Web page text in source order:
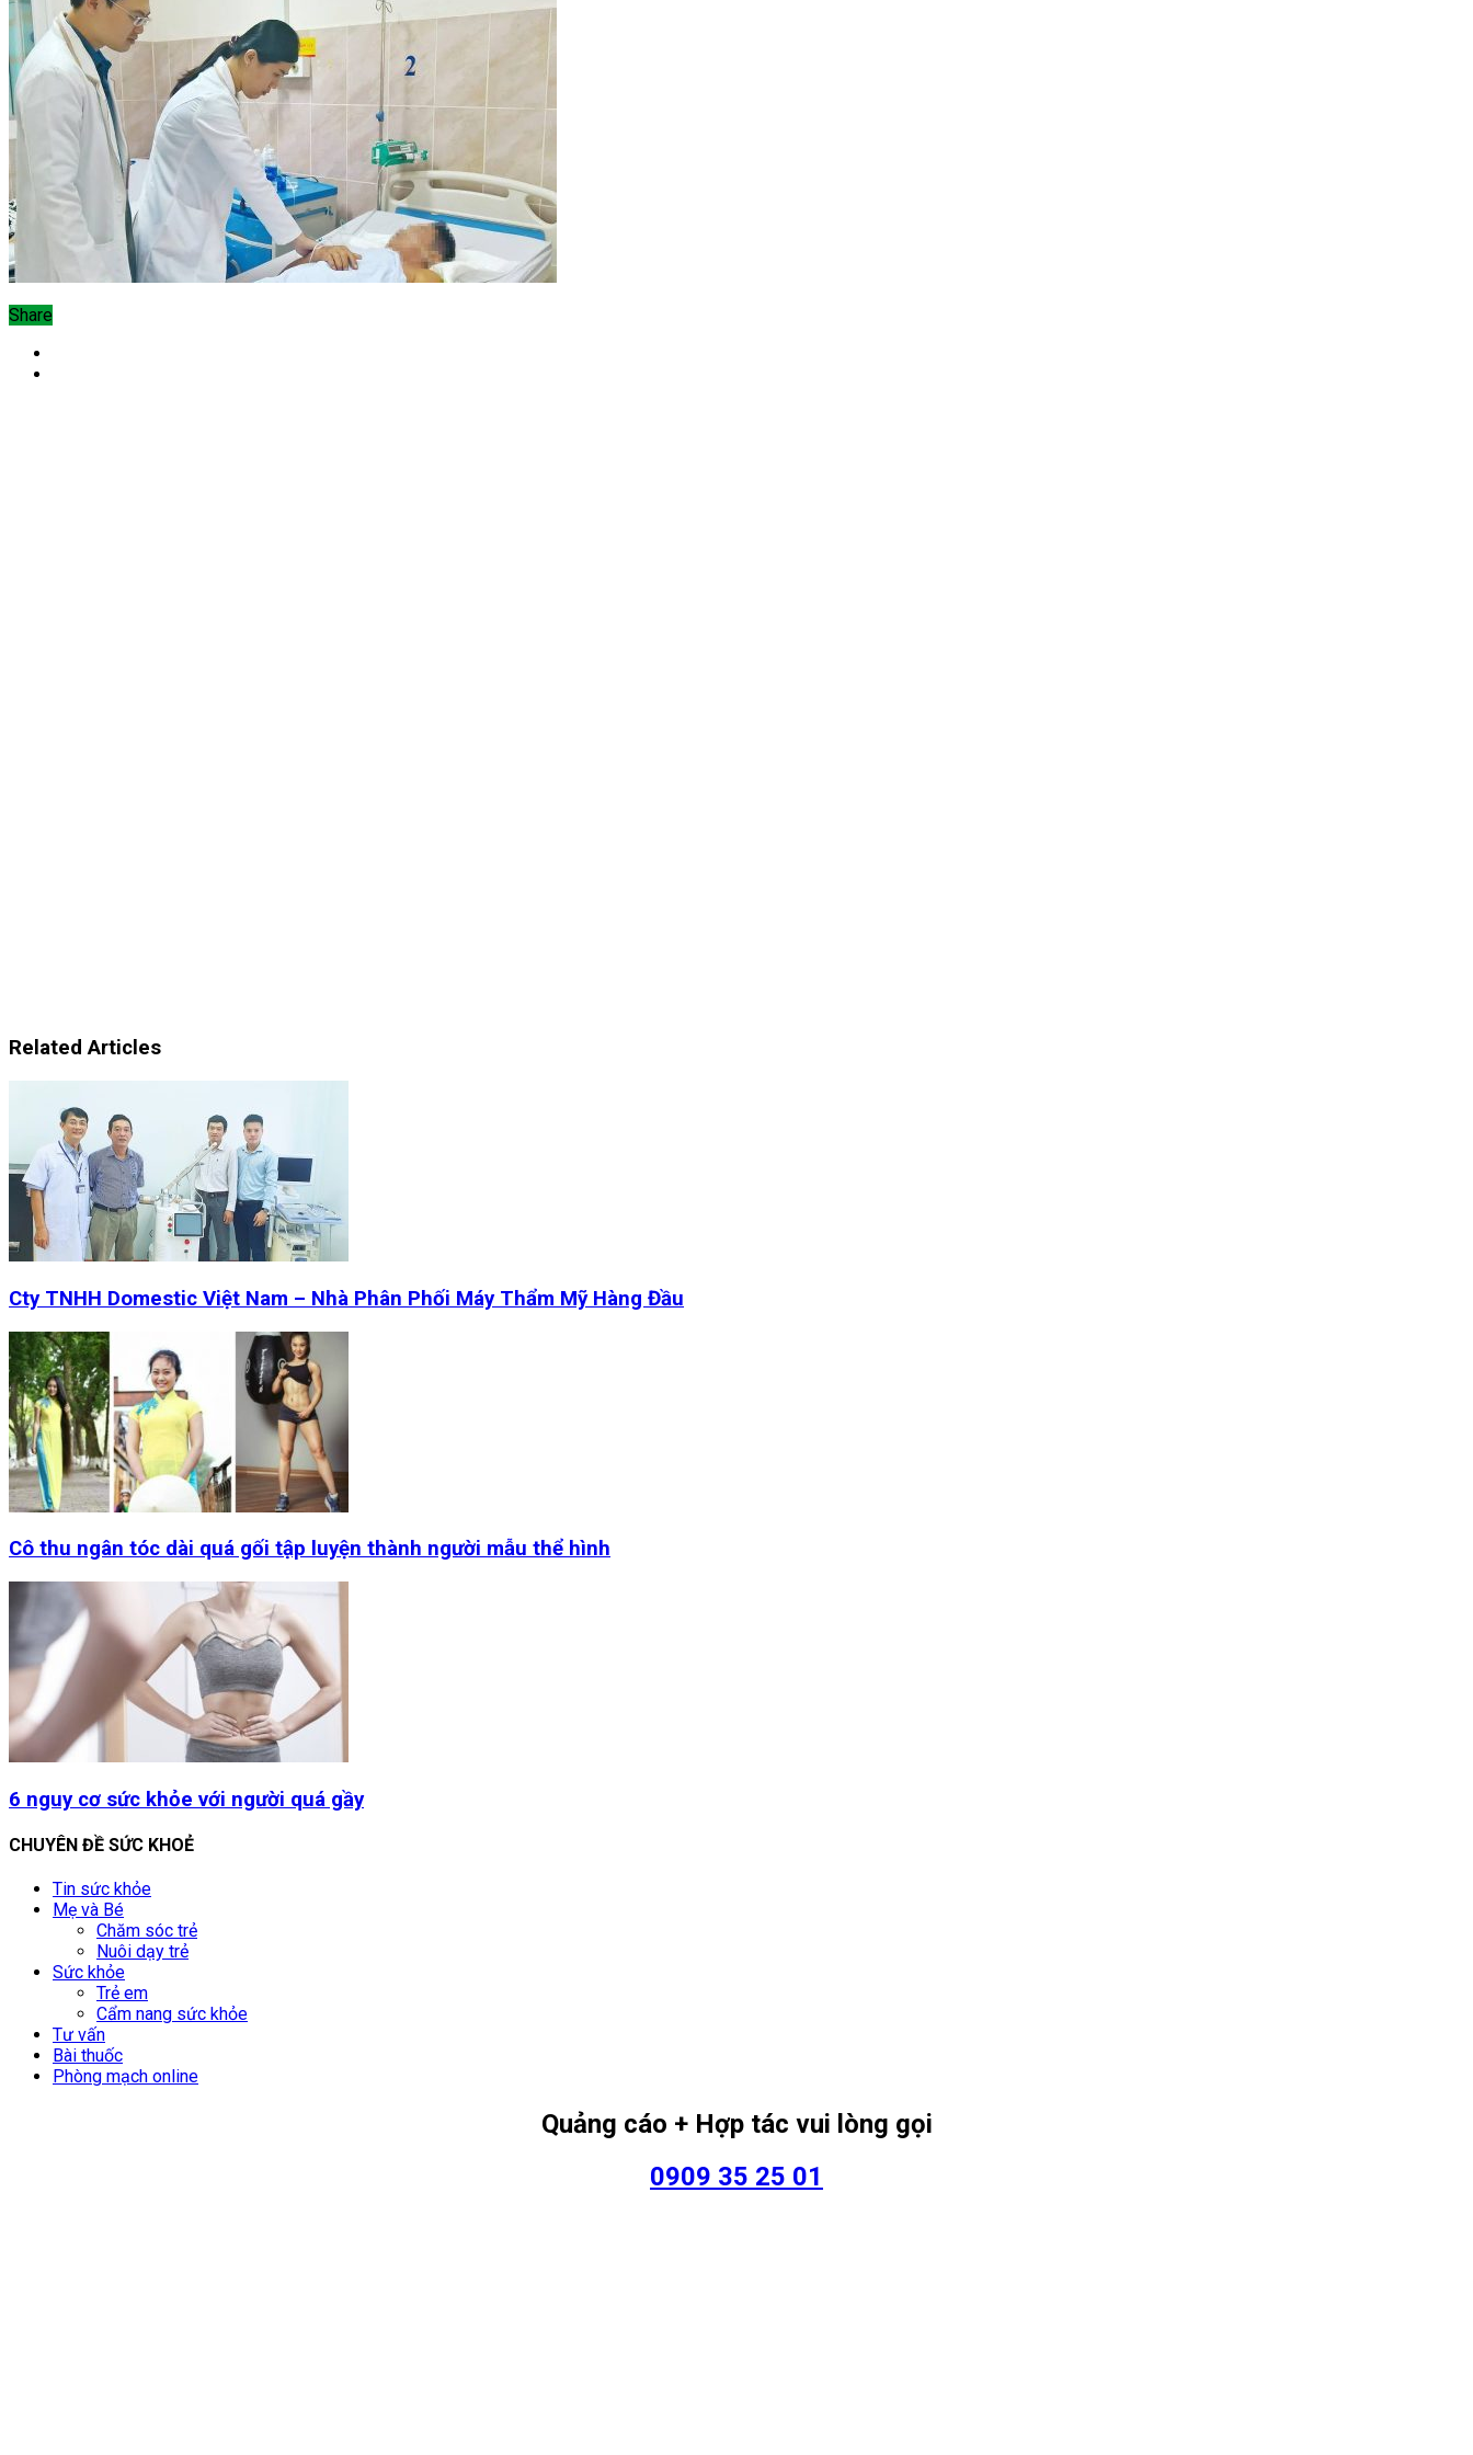
Share
Related Articles
Cty TNHH Domestic Việt Nam – Nhà Phân Phối Máy Thẩm Mỹ Hàng Đầu
Cô thu ngân tóc dài quá gối tập luyện thành người mẫu thể hình
6 nguy cơ sức khỏe với người quá gầy
CHUYÊN ĐỀ SỨC KHOẺ
Tin sức khỏe
Mẹ và Bé
Chăm sóc trẻ
Nuôi dạy trẻ
Sức khỏe
Trẻ em
Cẩm nang sức khỏe
Tư vấn
Bài thuốc
Phòng mạch online
Quảng cáo + Hợp tác vui lòng gọi
0909 35 25 01